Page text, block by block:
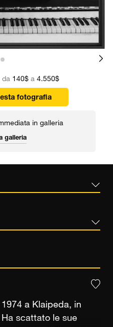
da 140$ a 4.550$
fotografia
in galleria
galleria
a Klaipeda, in
scattato le sue